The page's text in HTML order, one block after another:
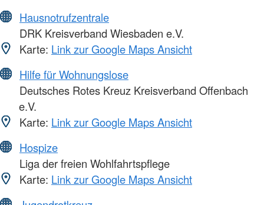
Hausnotrufzentrale
DRK Kreisverband Wiesbaden e.V.
Karte: Link zur Google Maps Ansicht
Hilfe für Wohnungslose
Deutsches Rotes Kreuz Kreisverband Offenbach
e.V.
Karte: Link zur Google Maps Ansicht
Hospize
Liga der freien Wohlfahrtspflege
Karte: Link zur Google Maps Ansicht